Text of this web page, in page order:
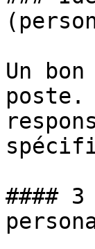
Un
poste.
####